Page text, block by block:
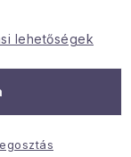
lehetőségek